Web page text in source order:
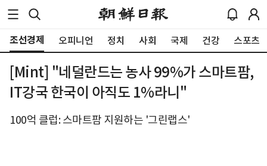
조선경제 오피니언 정치 사회 국제 건강 스포츠
[Mint] "네덜란드는 농사 99%가 스마트팜,
IT강국 한국이 아직도 1%라니"
100억 클럽: 스마트팜 지원하는 '그린랩스'